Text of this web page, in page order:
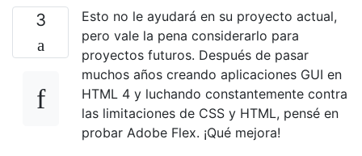
3
Esto no le ayudará en su proyecto actual,
pero vale la pena considerarlo para
proyectos futuros. Después de pasar
muchos años creando aplicaciones GUI en
HTML 4 y luchando constantemente contra
las limitaciones de CSS y HTML, pensé en
probar Adobe Flex. ¡Qué mejora!